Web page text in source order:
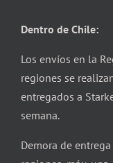
Dentro de Chile:
Los envíos en la
regiones se
entregados a
semana.
Demora de